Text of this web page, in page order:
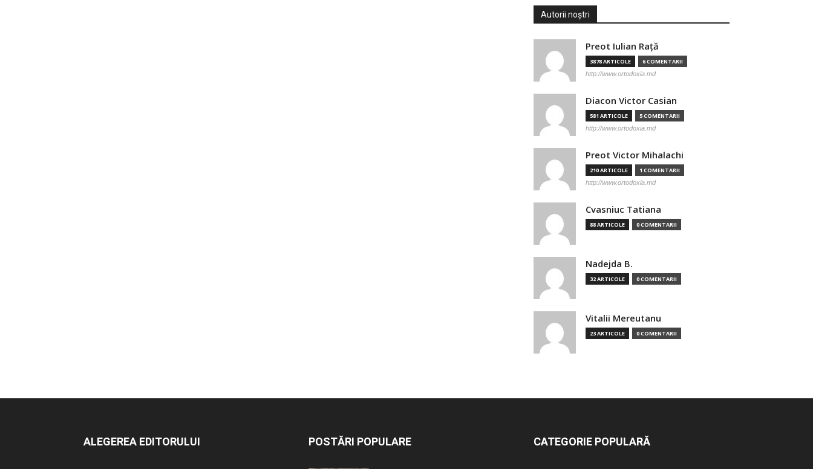
Autorii noștri
Preot Iulian Raţă
3878 ARTICOLE 6 COMENTARII
http://www.ortodoxia.md
Diacon Victor Casian
581 ARTICOLE 5 COMENTARII
http://www.ortodoxia.md
Preot Victor Mihalachi
210 ARTICOLE 1 COMENTARII
http://www.ortodoxia.md
Cvasniuc Tatiana
88 ARTICOLE 0 COMENTARII
Nadejda B.
32 ARTICOLE 0 COMENTARII
Vitalii Mereutanu
23 ARTICOLE 0 COMENTARII
ALEGEREA EDITORULUI POSTĂRI POPULARE CATEGORIE POPULARĂ